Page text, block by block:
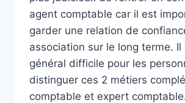
agent comptable car il est
garder une relation de
association sur le long terme. Il
général difficile pour les
distinguer ces 2 métiers
comptable et expert